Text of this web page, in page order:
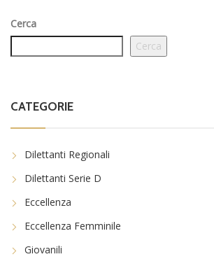
Cerca
Cerca
CATEGORIE
Dilettanti Regionali
Dilettanti Serie D
Eccellenza
Eccellenza Femminile
Giovanili